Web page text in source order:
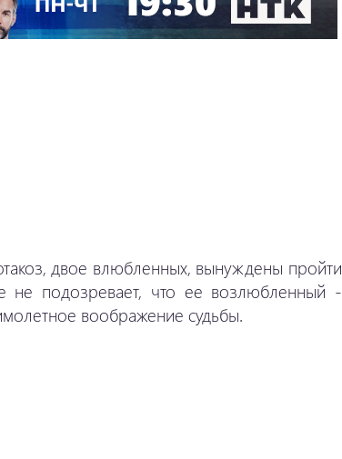
двое влюбленных, вынуждены пройти
не подозревает, что ее возлюбленный -
воображение судьбы.